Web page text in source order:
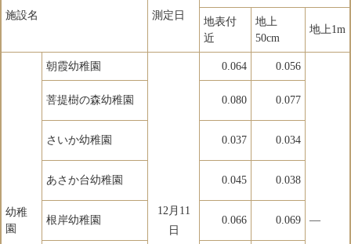
施設名 測定日
地表付
近
地上
50cm
地上1m
幼稚
園
朝霞幼稚園
12月11
日
0.064 0.056
―
菩提樹の森幼稚園 0.080 0.077
さいか幼稚園 0.037 0.034
あさか台幼稚園 0.045 0.038
根岸幼稚園 0.066 0.069